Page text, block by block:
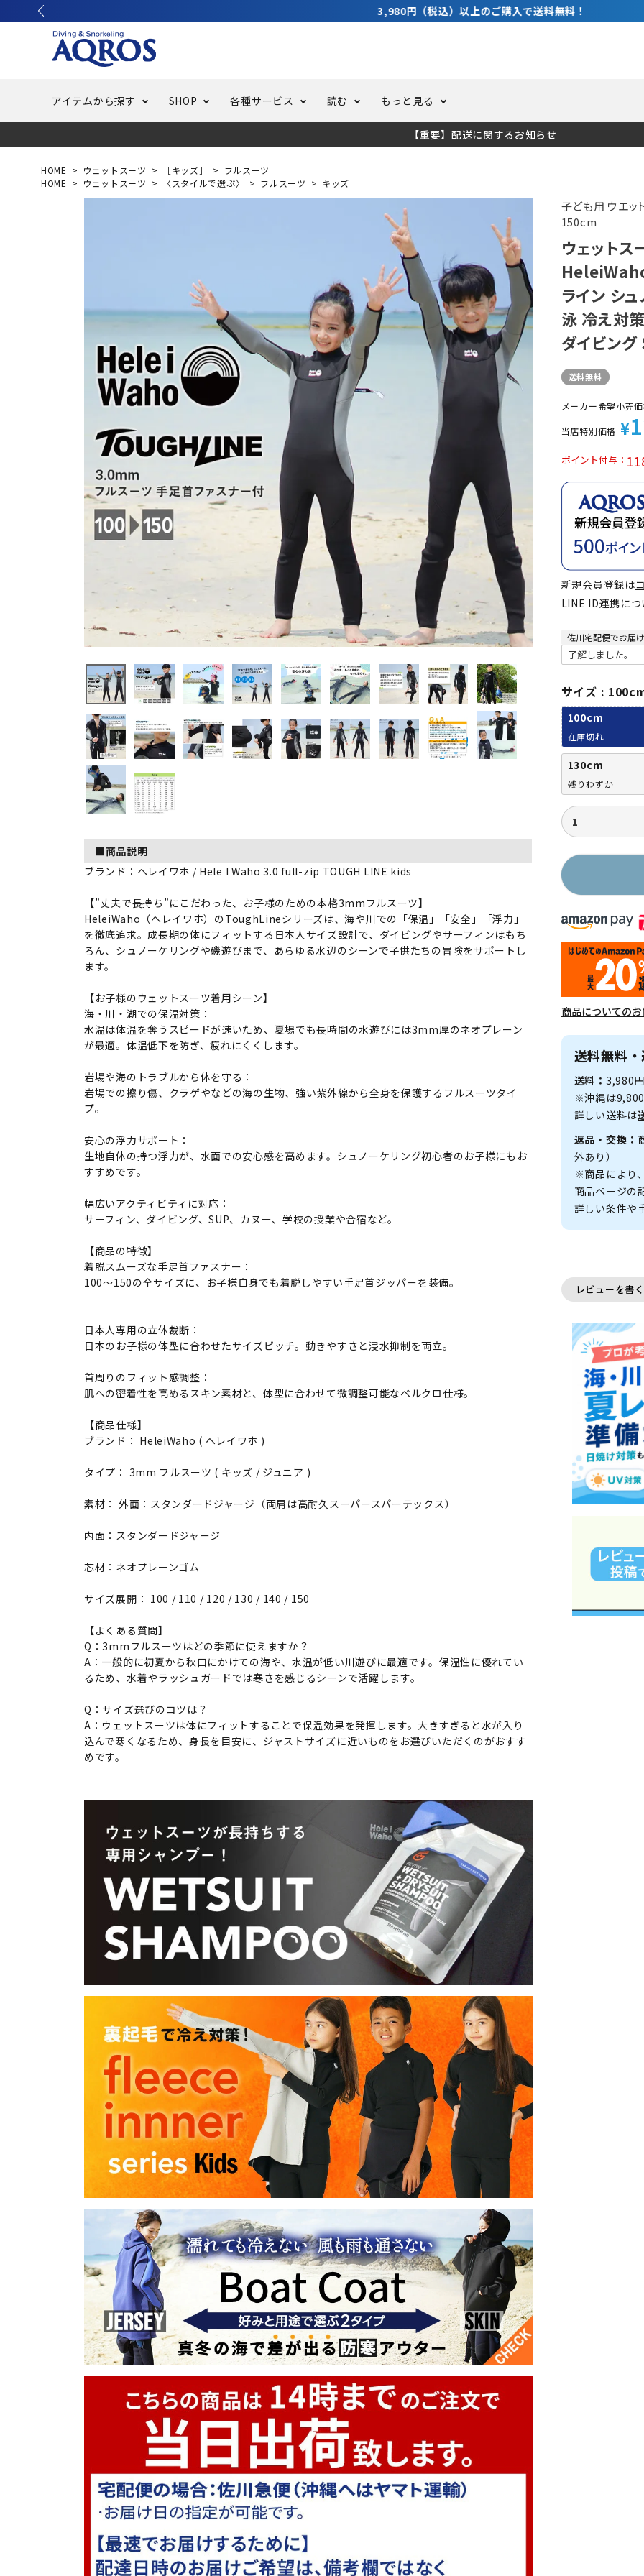
3,980円（税込）以上のご購入で送料無料！
アイテムから探す
水中ライト・ビデオライト
ウエイト・ウエイトベルト アクセサリー
スイミング サーフ
店舗限定商品
SHOP 各種サービス 読む
今コレ愛用してます！
もっと見る
海の遊びをもっと知る
【重要】配送に関するお知らせ
HOME ウェットスーツ ［キッズ］
フルスーツ
HOME
ウェットスーツ 〈スタイルで選ぶ〉 フルスーツ キッズ
■商品説明
ブランド：ヘレイワホ / Hele I Waho 3.0 full-zip TOUGH LINE kids
【”丈夫で長持ち”にこだわった、お子様のための本格3mmフルスーツ】
HeleiWaho（ヘレイワホ）のToughLineシリーズは、海や川での「保温」「安全」「浮力」
を徹底追求。成長期の体にフィットする日本人サイズ設計で、ダイビングやサーフィンはもち
ろん、シュノーケリングや磯遊びまで、あらゆる水辺のシーンで子供たちの冒険をサポートし
ます。
【お子様のウェットスーツ着用シーン】
海・川・湖での保温対策：
水温は体温を奪うスピードが速いため、夏場でも長時間の水遊びには3mm厚のネオプレーン
が最適。体温低下を防ぎ、疲れにくくします。
岩場や海のトラブルから体を守る：
岩場での擦り傷、クラゲやなどの海の生物、強い紫外線から全身を保護するフルスーツタイ
プ。
安心の浮力サポート：
生地自体の持つ浮力が、水面での安心感を高めます。シュノーケリング初心者のお子様にもお
すすめです。
幅広いアクティビティに対応：
サーフィン、ダイビング、SUP、カヌー、学校の授業や合宿など。
【商品の特徴】
着脱スムーズな手足首ファスナー：
100～150の全サイズに、お子様自身でも着脱しやすい手足首ジッパーを装備。
日本人専用の立体裁断：
日本のお子様の体型に合わせたサイズピッチ。動きやすさと浸水抑制を両立。
首周りのフィット感調整：
肌への密着性を高めるスキン素材と、体型に合わせて微調整可能なベルクロ仕様。
【商品仕様】
ブランド： HeleiWaho ( ヘレイワホ )
タイプ： 3mm フルスーツ ( キッズ / ジュニア )
素材： 外面：スタンダードジャージ（両肩は高耐久スーパースパーテックス）
内面：スタンダードジャージ
芯材：ネオプレーンゴム
サイズ展開： 100 / 110 / 120 / 130 / 140 / 150
【よくある質問】
Q：3mmフルスーツはどの季節に使えますか？
A：一般的に初夏から秋口にかけての海や、水温が低い川遊びに最適です。保温性に優れてい
るため、水着やラッシュガードでは寒さを感じるシーンで活躍します。
Q：サイズ選びのコツは？
A：ウェットスーツは体にフィットすることで保温効果を発揮します。大きすぎると水が入り
込んで寒くなるため、身長を目安に、ジャストサイズに近いものをお選びいただくのがおすす
めです。
子ども用 ウエ
150cm
ウェット
ライン シ
泳 冷え対
ダイビン
送料無料
メーカー希望小売
当店特別価格 ¥
ポイント付与
新規会員登録は
LINE ID連携に
佐川宅配便でお届
サイズ
100cm
在庫切れ
130cm
残りわずか
商品についての
送料無料
送料： 3,980
※沖縄は
詳しい送料は
返品・交換：
外あり）
※商品により
商品ページの
詳しい条件や
レビューを書く